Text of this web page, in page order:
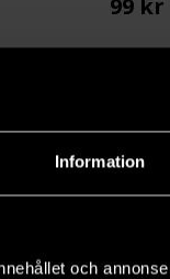
Information
och
99 kr